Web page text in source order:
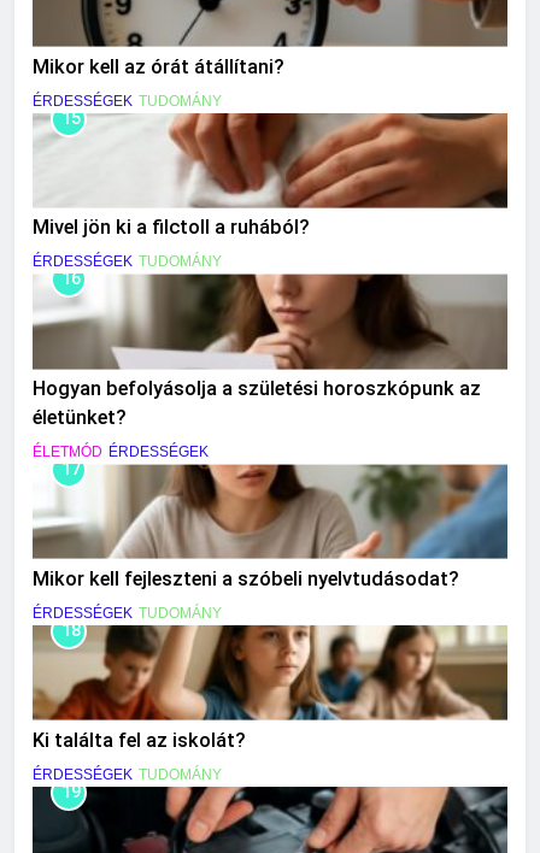
Mikor kell az órát átállítani?
ÉRDESSÉGEK TUDOMÁNY
15
Mivel jön ki a filctoll a ruhából?
ÉRDESSÉGEK TUDOMÁNY
16
Hogyan befolyásolja a születési horoszkópunk az
életünket?
ÉLETMÓD ÉRDESSÉGEK
17
Mikor kell fejleszteni a szóbeli nyelvtudásodat?
ÉRDESSÉGEK TUDOMÁNY
18
Ki találta fel az iskolát?
ÉRDESSÉGEK TUDOMÁNY
19